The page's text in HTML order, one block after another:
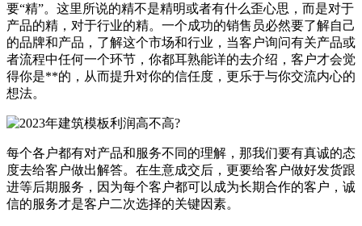
要“精”。这里所说的精不是精明或者有什么歪心思，而是对于
产品的精，对于行业的精。一个成功的销售员必然要了解自己
的品牌和产品，了解这个市场和行业，当客户询问有关产品或
者流程中任何一个环节，你都耳熟能详的去介绍，客户才会觉
得你是**的，从而提升对你的信任度，更乐于与你交流内心的
想法。
每个各户都有对产品和服务不同的理解，那我们要有真诚的态
度去给客户做出解答。在生意成交后，更要给客户做好发货跟
进等后期服务，因为每个客户都可以成为长期合作的客户，诚
信的服务才是客户二次选择的关键因素。